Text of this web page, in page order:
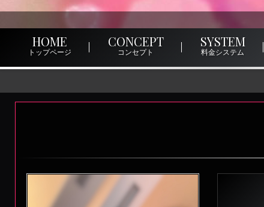
HOME
トップページ
CONCEPT
コンセプト
SYSTEM
料金システム
ー